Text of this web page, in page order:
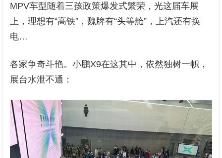
MPV车型随着三孩政策爆发式繁荣，光这届车展
上，理想有“高铁”，魏牌有“头等舱”，上汽还有换
电…
各家争奇斗艳。小鹏X9在这其中，依然独树一帜，
展台水泄不通：